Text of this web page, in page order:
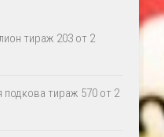
тираж 203 от 2
подкова тираж 570 от 2